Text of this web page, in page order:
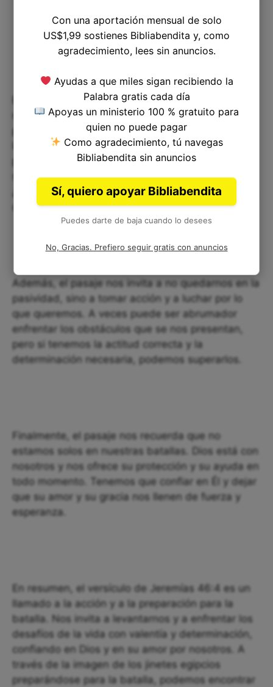
El versículo de Jeremías 46:4 nos invita a
reflexionar sobre nuestra propia vida y nuestras
propias batallas. ¿Estamos listos para enfrentar
los desafíos que nos esperan? ¿Estamos
preparados física, mental y espiritualmente para
superar las dificultades que nos rodean?
¿Confiamos en nuestra propia fuerza y capacidad,
o ponemos nuestra confianza en Dios?
Además, el pasaje nos invita a no quedarnos en la
pasividad, sino a tomar acción y a luchar por lo
que queremos. A veces puede ser abrumador
enfrentar los obstáculos que se nos presentan,
pero si tenemos la actitud correcta y la
determinación necesaria, podemos superarlos.
Finalmente, el pasaje nos recuerda que no
estamos solos en nuestras batallas. Dios está con
nosotros y nos ofrece su protección y su ayuda en
todo momento. Tenemos que confiar en Él y dejar
que su amor y su gracia nos llenen de fuerza y
esperanza.
En resumen, el versículo de Jeremías 46:4 es un
llamado a la acción y a la preparación para la
batalla. Nos invita a levantarnos y a enfrentar los
desafíos de la vida con valentía y determinación,
confiando en Dios y en su amor por nosotros. A
través de la imagen de los jinetes egipcios
preparándose para la batalla, podemos encontrar
Con una aportación mensual de solo
US$1,99 sostienes Bibliabendita y, como
agradecimiento, lees sin anuncios.
Ayudas a que miles sigan recibiendo la
Palabra gratis cada día
Apoyas un ministerio 100 % gratuito para
quien no puede pagar
Como agradecimiento, tú navegas
Bibliabendita sin anuncios
Sí, quiero apoyar Bibliabendita
Puedes darte de baja cuando lo desees
No, Gracias. Prefiero seguir gratis con anuncios